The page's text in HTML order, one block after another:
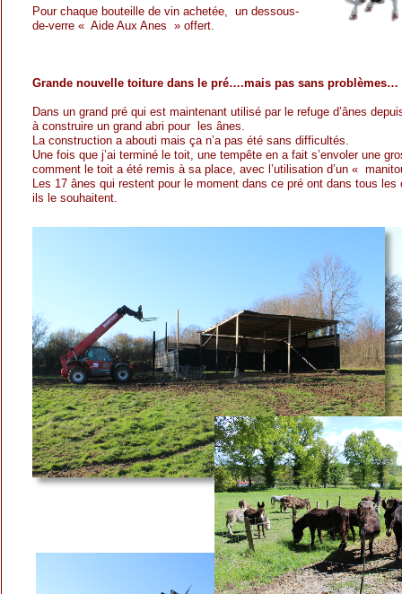
Pour chaque bouteille de vin achetée, un dessous-
de-verre « Aide Aux Anes » offert.
Grande nouvelle toiture dans le pré….mais pas sans problèmes…
Dans un grand pré qui est maintenant utilisé par le refuge d’ânes
à construire un grand abri pour les ânes.
La construction a abouti mais ça n’a pas été sans difficultés.
Une fois que j’ai terminé le toit, une tempête en a fait s’envoler une
comment le toit a été remis à sa place, avec l’utilisation d’un «
Les 17 ânes qui restent pour le moment dans ce pré ont dans tous
ils le souhaitent.